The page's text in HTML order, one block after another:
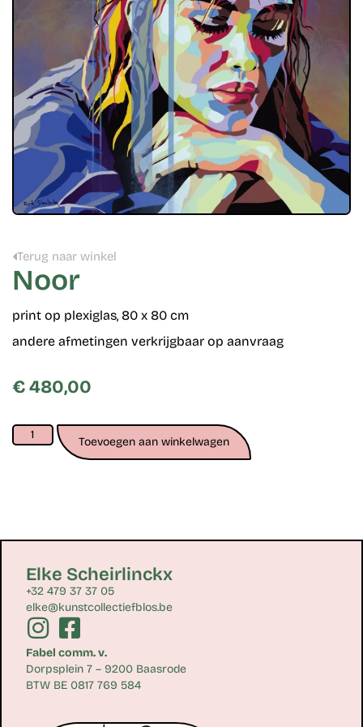
Terug naar winkel
Noor
print op plexiglas, 80 x 80 cm
andere afmetingen verkrijgbaar op aanvraag
€480,00
Toevoegen aan winkelwagen
Elke Scheirlinckx
+32 479 37 37 05
elke@kunstcollectiefblos.be
Fabel comm. v.
Dorpsplein 7 – 9200 Baasrode
BTW BE 0817 769 584